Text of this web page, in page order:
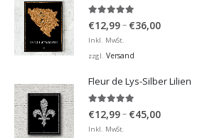
4.98von 5
€12,99– €36,00Preisspanne:
Inkl. MwSt.
zzgl. Versand
Fleur de Lys-Silber Lilien
4.95von 5
€12,99– €45,00Preisspanne:
Inkl. MwSt.